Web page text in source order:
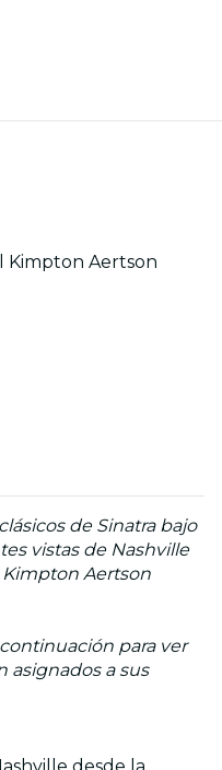
Kimpton Aertson
de Sinatra bajo
vistas de Nashville
Aertson
para ver
asignados a sus
desde la